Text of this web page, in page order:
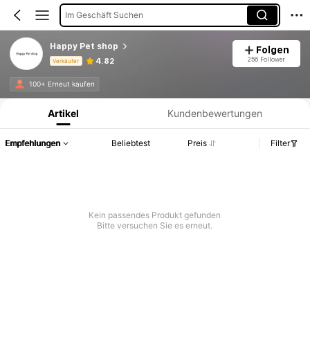
Im Geschäft Suchen
Happy Pet shop
Verkäufer 4.82
Folgen
256 Follower
100+ Erneut kaufen
Produktinformation: Preisangabe, Verkaufs- und Lagerbestandsdetails.
Artikel Kundenbewertungen
Empfehlungen Beliebtest Preis Filter
Kein passendes Produkt gefunden
Bitte versuchen Sie es erneut.